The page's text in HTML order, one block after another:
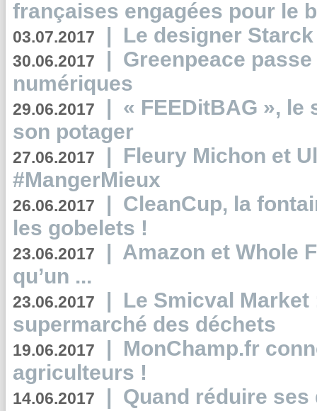
françaises engagées pour le
03.07.2017 | Le designer
30.06.2017 | Greenpeace
numériques
29.06.2017 | « FEEDitBAG », le
son potager
27.06.2017 | Fleury Michon et
#MangerMieux
26.06.2017 | CleanCup, la
les gobelets !
23.06.2017 | Amazon et Whole
qu’un ...
23.06.2017 | Le Smicval
supermarché des déchets
19.06.2017 | MonChamp.fr
agriculteurs !
14.06.2017 | Quand réduire